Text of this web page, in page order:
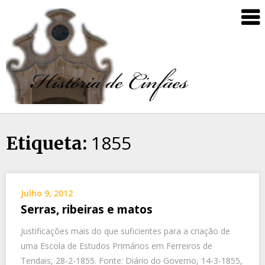
Etiqueta: 1855
Julho 9, 2012
Serras, ribeiras e matos
Justificações mais do que suficientes para a criação de
uma Escola de Estudos Primários em Ferreiros de
Tendais, 28-2-1855. Fonte: Diário do Governo, 14-3-1855,